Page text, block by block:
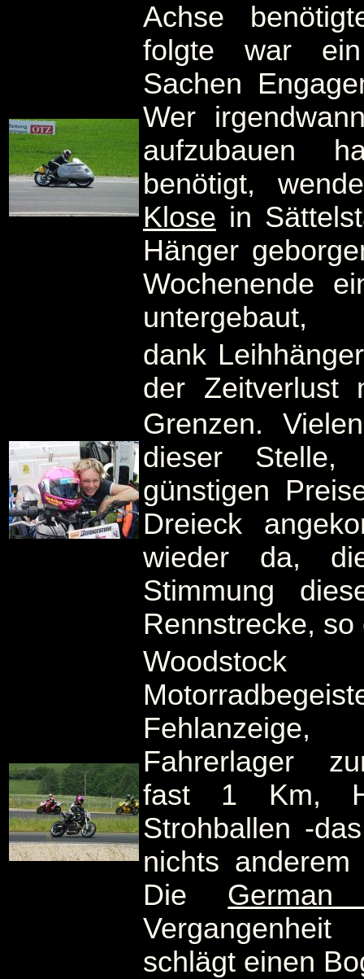
Achse
folgte war
Sachen
Wer
aufzubauen
benötigt,
Klose in
Hänger
Wochenende
untergebaut,
dank
der
Grenzen.
dieser
günstigen
Dreieck
wieder da,
Stimmung
Rennstrecke,
Fahrerlager
fast 1 Km,
Strohballen -
nichts
Die German
schlägt einen